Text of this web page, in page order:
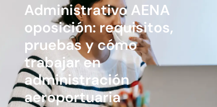
Administrativo AENA
oposición: requisitos,
pruebas y cómo
trabajar en
administración
aeroportuaria